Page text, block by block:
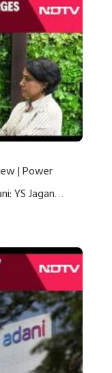
| Power
YS Jagan